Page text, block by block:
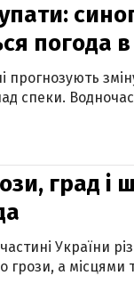
погода в
зміну
спеки.
град і
України
а місцями